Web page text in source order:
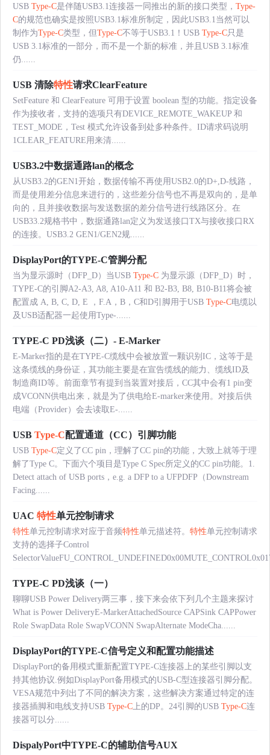
USB Type-C是伴随USB3.1连接器一同推出的新的接口类型， Type-
C的规范也确实是按照USB3.1标准所制定，因此USB3.1当然可以
制作为Type-C类型，但Type-C不等于USB3.1！USB Type-C只是
USB 3.1标准的一部分，而不是一个新的标准，并且USB 3.1标准
仍......
USB 清除特性请求ClearFeature
SetFeature 和 ClearFeature 可用于设置 boolean 型的功能。指定设备
作为接收者，支持的选项只有DEVICE_REMOTE_WAKEUP 和
TEST_MODE，Test 模式允许设备到处多种条件。ID请求码说明
1CLEAR_FEATURE用来清......
USB3.2中数据通路lan的概念
从USB3.2的GEN1开始，数据传输不再使用USB2.0的D+,D-线路，
而是使用差分信息来进行的，这些差分信号也不再是双向的，是单
向的，且并接收数据与发送数据的差分信号进行线路区分。在
USB33.2规格书中，数据通路lan定义为发送接口TX与接收接口RX
的连接。USB3.2 GEN1/GEN2规......
DisplayPort的TYPE-C管脚分配
当为显示源时（DFP_D）当USB Type-C 为显示源（DFP_D）时，
TYPE-C的引脚A2-A3, A8, A10-A11 和 B2-B3, B8, B10-B11将会被
配置成 A, B, C, D, E ，F.A，B，C和D引脚用于USB Type-C电缆以
及USB适配器一起使用Type-......
TYPE-C PD浅谈（二）- E-Marker
E-Marker指的是在TYPE-C缆线中会被放置一颗识别IC，这等于是
这条缆线的身份证，其功能主要是在宣告缆线的能力、缆线ID及
制造商ID等。前面章节有提到当装置对接后，CC其中会有1 pin变
成VCONN供电出来，就是为了供电给E-marker来使用。对接后供
电端（Provider）会去读取E-......
USB Type-C配置通道（CC）引脚功能
USB Type-C定义了CC pin，理解了CC pin的功能，大致上就等于理
解了Type C。下面六个项目是Type C Spec所定义的CC pin功能。1.
Detect attach of USB ports，e.g. a DFP to a UFPDFP（Downstream
Facing......
UAC 特性单元控制请求
特性单元控制请求对应于音频特性单元描述符。 特性单元控制请求
支持的选择子Control
TYPE-C PD浅谈（一）
聊聊USB Power Delivery两三事，接下来会依下列几个主题来探讨
What is Power DeliveryE-MarkerAttachedSource CAPSink CAPPower
Role SwapData Role SwapVCONN SwapAlternate ModeCha......
DisplayPort的TYPE-C信号定义和配置功能描述
DisplayPort的备用模式重新配置TYPE-C连接器上的某些引脚以支
持其他协议.例如DisplayPort备用模式的USB-C型连接器引脚分配。
VESA规范中列出了不同的解决方案，这些解决方案通过特定的连
接器插脚和电线支持USB Type-C 上的DP。24引脚的USB Type-C连
接器可以分......
DispalyPort中TYPE-C的辅助信号AUX